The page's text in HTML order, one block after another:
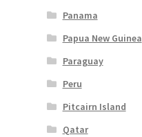
Panama
Papua New Guinea
Paraguay
Peru
Pitcairn Island
Qatar